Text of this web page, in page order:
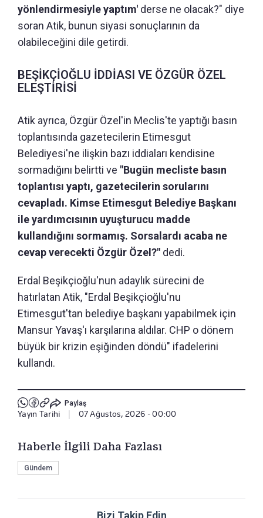
yönlendirmesiyle yaptım' derse ne olacak?" diye
soran Atik, bunun siyasi sonuçlarının da
olabileceğini dile getirdi.
BEŞİKÇİOĞLU İDDİASI VE ÖZGÜR ÖZEL
ELEŞTİRİSİ
Atik ayrıca, Özgür Özel'in Meclis'te yaptığı basın
toplantısında gazetecilerin Etimesgut
Belediyesi'ne ilişkin bazı iddiaları kendisine
sormadığını belirtti ve "Bugün mecliste basın
toplantısı yaptı, gazetecilerin sorularını
cevapladı. Kimse Etimesgut Belediye Başkanı
ile yardımcısının uyuşturucu madde
kullandığını sormamış. Sorsalardı acaba ne
cevap verecekti Özgür Özel?" dedi.
Erdal Beşikçioğlu'nun adaylık sürecini de
hatırlatan Atik, "Erdal Beşikçioğlu'nu
Etimesgut'tan belediye başkanı yapabilmek için
Mansur Yavaş'ı karşılarına aldılar. CHP o dönem
büyük bir krizin eşiğinden döndü" ifadelerini
kullandı.
Paylaş
Yayın Tarihi 07 Ağustos, 2026 - 00:00
Haberle İlgili Daha Fazlası
Gündem
Bizi Takip Edin